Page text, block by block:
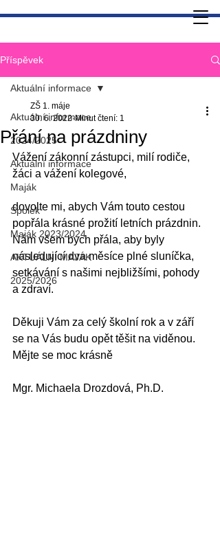
Příspěvek
Aktuální informace
2024/2025
Aktuální informace
Maják
Spolek
Maják 2023/2024
AKTUÁLNÍ MAJÁK
2025/2026
Aktuální informace
Přání na prázdniny
ZŠ 1. máje
30. 6. 2022 Minut čtení: 1
Vážení zákonní zástupci, milí rodiče,
žáci a vážení kolegové,
dovolte mi, abych Vám touto cestou
popřála krásné prožití letních prázdnin.
Nám všem bych přála, aby byly
následující dva měsíce plné sluníčka,
setkávání s našimi nejbližšími, pohody
a zdraví.
Děkuji Vám za celý školní rok a v září
se na Vás budu opět těšit na viděnou.
Mějte se moc krásně
Mgr. Michaela Drozdová, Ph.D.